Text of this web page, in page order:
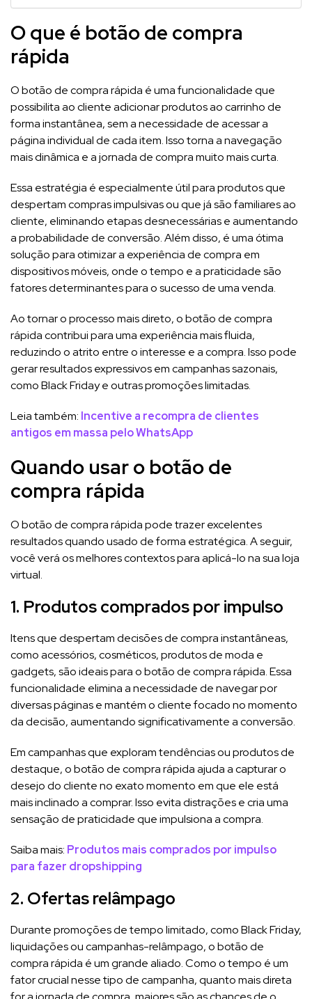
O que é botão de compra
rápida
O botão de compra rápida é uma funcionalidade que
possibilita ao cliente adicionar produtos ao carrinho de
forma instantânea, sem a necessidade de acessar a
página individual de cada item. Isso torna a navegação
mais dinâmica e a jornada de compra muito mais curta.
Essa estratégia é especialmente útil para produtos que
despertam compras impulsivas ou que já são familiares ao
cliente, eliminando etapas desnecessárias e aumentando
a probabilidade de conversão. Além disso, é uma ótima
solução para otimizar a experiência de compra em
dispositivos móveis, onde o tempo e a praticidade são
fatores determinantes para o sucesso de uma venda.
Ao tornar o processo mais direto, o botão de compra
rápida contribui para uma experiência mais fluida,
reduzindo o atrito entre o interesse e a compra. Isso pode
gerar resultados expressivos em campanhas sazonais,
como Black Friday e outras promoções limitadas.
Leia também: Incentive a recompra de clientes
antigos em massa pelo WhatsApp
Quando usar o botão de
compra rápida
O botão de compra rápida pode trazer excelentes
resultados quando usado de forma estratégica. A seguir,
você verá os melhores contextos para aplicá-lo na sua loja
virtual.
1. Produtos comprados por impulso
Itens que despertam decisões de compra instantâneas,
como acessórios, cosméticos, produtos de moda e
gadgets, são ideais para o botão de compra rápida. Essa
funcionalidade elimina a necessidade de navegar por
diversas páginas e mantém o cliente focado no momento
da decisão, aumentando significativamente a conversão.
Em campanhas que exploram tendências ou produtos de
destaque, o botão de compra rápida ajuda a capturar o
desejo do cliente no exato momento em que ele está
mais inclinado a comprar. Isso evita distrações e cria uma
sensação de praticidade que impulsiona a compra.
Saiba mais: Produtos mais comprados por impulso
para fazer dropshipping
2. Ofertas relâmpago
Durante promoções de tempo limitado, como Black Friday,
liquidações ou campanhas-relâmpago, o botão de
compra rápida é um grande aliado. Como o tempo é um
fator crucial nesse tipo de campanha, quanto mais direta